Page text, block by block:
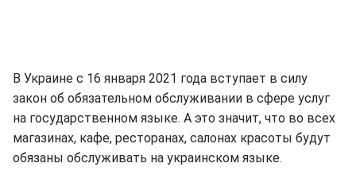
В Украине с 16 января 2021 года вступает в силу
закон об обязательном обслуживании в сфере услуг
на государственном языке. А это значит, что во всех
магазинах, кафе, ресторанах, салонах красоты будут
обязаны обслуживать на украинском языке.